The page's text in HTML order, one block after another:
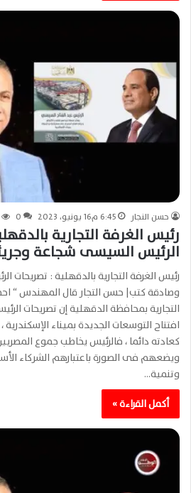
حسن النجار 6:45 م16 يونيو، 2023 0
رئيس الغرفة التجارية
الرئيس السيسى شجاعة
رئيس الغرفة التجارية بالدقهلية :
وصادقة كتب| حسن التجار قال المهندس “
التجارية بمحافظة الدقهلية إن تصريحات
افتتاح التوسعات الجديدة بميناء
كعادته دائما ، فالرئيس يخاطب جموع
ويضعهم فى الصورة باعتبارهم الشركاء
وتنمية…
أكمل القراءة »